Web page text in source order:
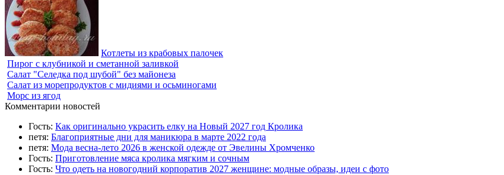
Котлеты из крабовых палочек
Пирог с клубникой и сметанной заливкой
Салат "Селедка под шубой" без майонеза
Салат из морепродуктов с мидиями и осьминогами
Морс из ягод
Комментарии новостей
Гость: Как оригинально украсить елку на Новый 2027 год Кролика
петя: Благоприятные дни для маникюра в марте 2022 года
петя: Мода весна-лето 2026 в женской одежде от Эвелины Хромченко
Гость: Приготовление мяса кролика мягким и сочным
Гость: Что одеть на новогодний корпоратив 2027 женщине: модные образы, идеи с фото